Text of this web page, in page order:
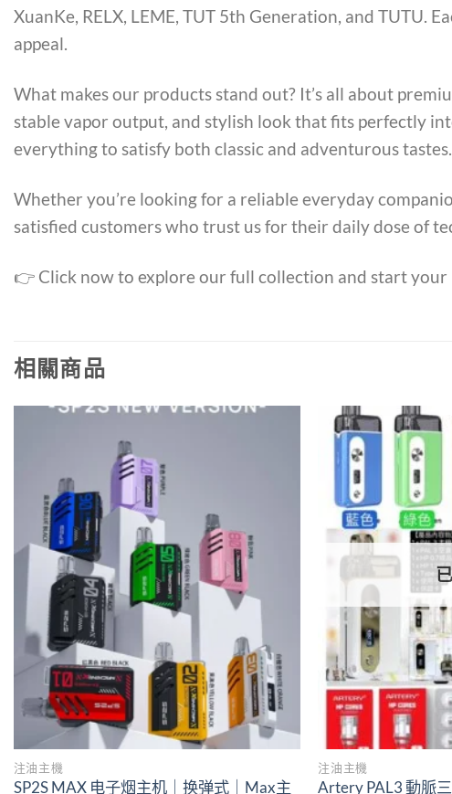
XuanKe, RELX, LEME, TUT 5th Generation, and TUTU.
appeal.
What makes our products stand out? It’s all about
stable vapor output, and stylish look that fits perfectly
everything to satisfy both classic and adventurous tastes.
Whether you’re looking for a reliable everyday
satisfied customers who trust us for their daily dose of
👉 Click now to explore our full collection and start
相關商品
注油主機
SP2S MAX 电子烟主机｜换弹式｜Max主
注油主機
Artery PAL3 動脈